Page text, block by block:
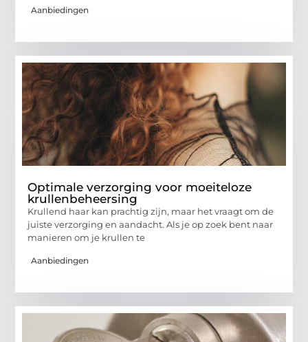
Aanbiedingen
Optimale verzorging voor moeiteloze
krullenbeheersing
Krullend haar kan prachtig zijn, maar het vraagt om de
juiste verzorging en aandacht. Als je op zoek bent naar
manieren om je krullen te
Aanbiedingen